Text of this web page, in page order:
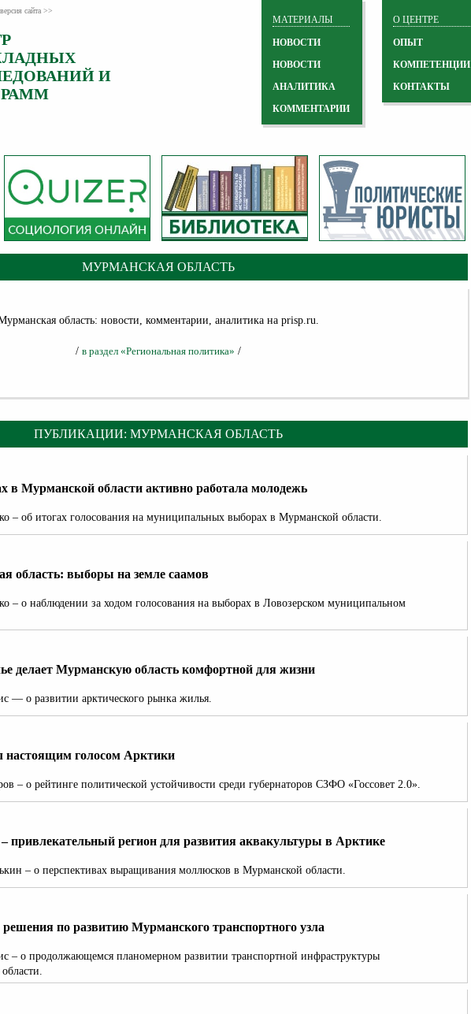
сайта >>
И
О ЦЕНТРЕ
ОПЫТ
КОМПЕТЕНЦИИ
КОНТАКТЫ
МАТЕРИАЛЫ
НОВОСТИ
НОВОСТИ
АНАЛИТИКА
КОММЕНТАРИИ
МУРМАНСКАЯ ОБЛАСТЬ
область: новости, комментарии, аналитика на prisp.ru.
/ в раздел «Региональная политика» /
ПУБЛИКАЦИИ: МУРМАНСКАЯ ОБЛАСТЬ
в Мурманской области активно работала молодежь
– об итогах голосования на муниципальных выборах в Мурманской области.
область: выборы на земле саамов
– о наблюдении за ходом голосования на выборах в Ловозерском муниципальном
делает Мурманскую область комфортной для жизни
— о развитии арктического рынка жилья.
настоящим голосом Арктики
– о рейтинге политической устойчивости среди губернаторов СЗФО «Госсовет 2.0».
– привлекательный регион для развития аквакультуры в Арктике
– о перспективах выращивания моллюсков в Мурманской области.
по развитию Мурманского транспортного узла
– о продолжающемся планомерном развитии транспортной инфраструктуры